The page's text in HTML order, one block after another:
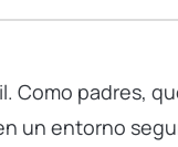
Como padres,
un entorno